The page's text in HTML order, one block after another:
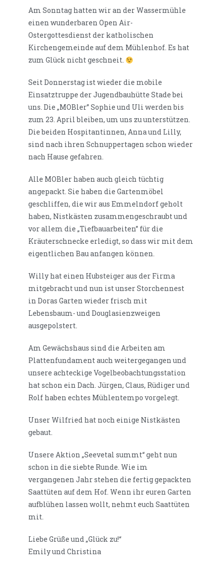
Am Sonntag hatten wir an der Wassermühle
einen wunderbaren Open Air-
Ostergottesdienst der katholischen
Kirchengemeinde auf dem Mühlenhof. Es hat
zum Glück nicht geschneit.
Seit Donnerstag ist wieder die mobile
Einsatztruppe der Jugendbauhütte Stade bei
uns. Die „MOBler” Sophie und Uli werden bis
zum 23. April bleiben, um uns zu unterstützen.
Die beiden Hospitantinnen, Anna und Lilly,
sind nach ihren Schnuppertagen schon wieder
nach Hause gefahren.
Alle MOBler haben auch gleich tüchtig
angepackt. Sie haben die Gartenmöbel
geschliffen, die wir aus Emmelndorf geholt
haben, Nistkästen zusammengeschraubt und
vor allem die „Tiefbauarbeiten” für die
Kräuterschnecke erledigt, so dass wir mit dem
eigentlichen Bau anfangen können.
Willy hat einen Hubsteiger aus der Firma
mitgebracht und nun ist unser Storchennest
in Doras Garten wieder frisch mit
Lebensbaum- und Douglasienzweigen
ausgepolstert.
Am Gewächshaus sind die Arbeiten am
Plattenfundament auch weitergegangen und
unsere achteckige Vogelbeobachtungsstation
hat schon ein Dach. Jürgen, Claus, Rüdiger und
Rolf haben echtes Mühlentempo vorgelegt.
Unser Wilfried hat noch einige Nistkästen
gebaut.
Unsere Aktion „Seevetal summt“ geht nun
schon in die siebte Runde. Wie im
vergangenen Jahr stehen die fertig gepackten
Saattüten auf dem Hof. Wenn ihr euren Garten
aufblühen lassen wollt, nehmt euch Saattüten
mit.
Liebe Grüße und „Glück zu!“
Emily und Christina